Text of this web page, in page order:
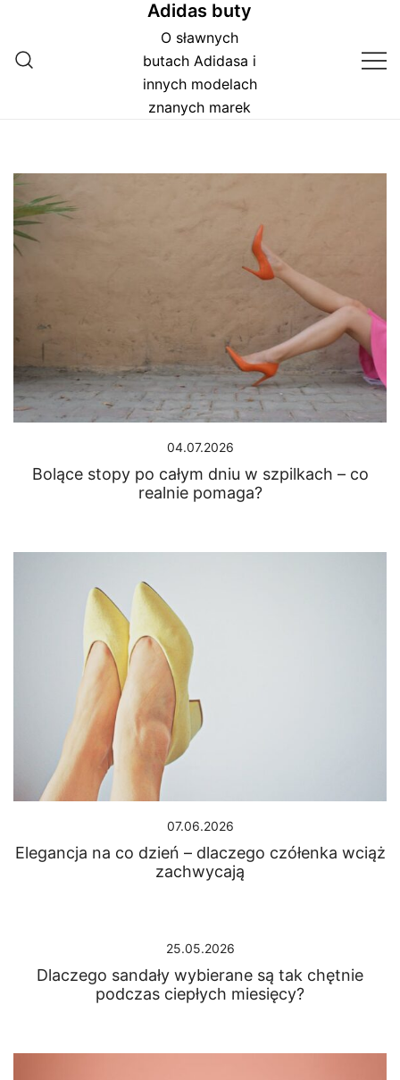
treści
Adidas buty
O sławnych
butach Adidasa i
innych modelach
znanych marek
04.07.2026
Bolące stopy po całym dniu w szpilkach – co
realnie pomaga?
07.06.2026
Elegancja na co dzień – dlaczego czółenka wciąż
zachwycają
25.05.2026
Dlaczego sandały wybierane są tak chętnie
podczas ciepłych miesięcy?